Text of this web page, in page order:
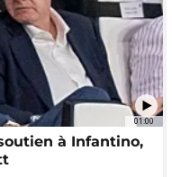
01:00
à Infantino,